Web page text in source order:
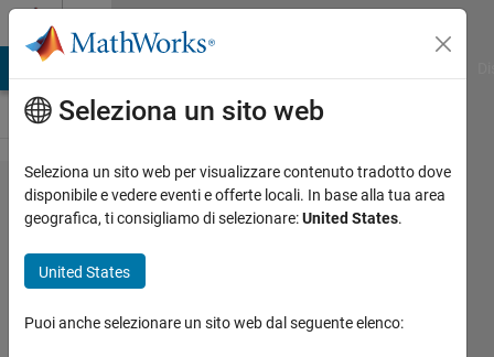
Vai al contenuto
Problem
61195.
Plus
Cross
Mandala
Seleziona un sito web
Seleziona un sito web per visualizzare contenuto tradotto dove
disponibile e vedere eventi e offerte locali. In base alla tua area
geografica, ti consigliamo di selezionare:United States.
United States
Puoi anche selezionare un sito web dal seguente elenco: